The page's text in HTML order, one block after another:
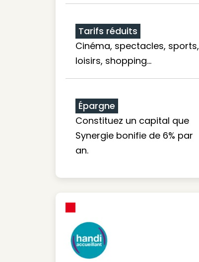
Tarifs réduits
Cinéma, spectacles, sports,
loisirs, shopping...
Épargne
Constituez un capital que
Synergie bonifie de 6% par
an.